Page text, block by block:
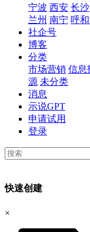
宁波 西安 长沙
兰州 南宁 呼
社企号
博客
分类
市场营销 信息
源 未分类
消息
示说GPT
申请试用
登录
快速创建
×